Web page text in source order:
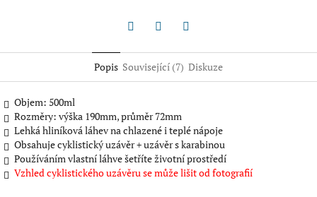
Popis Související (7) Diskuze
Objem: 500ml
Rozměry: výška 190mm, průměr 72mm
Lehká hliníková láhev na chlazené i teplé nápoje
Obsahuje cyklistický uzávěr + uzávěr s karabinou
Používáním vlastní láhve šetříte životní prostředí
Vzhled cyklistického uzávěru se může lišit od fotografií